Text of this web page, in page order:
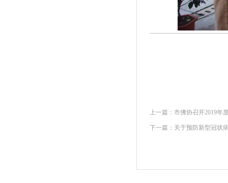
上一篇： 市佛协召开2019年
下一篇： 关于预防新型冠状